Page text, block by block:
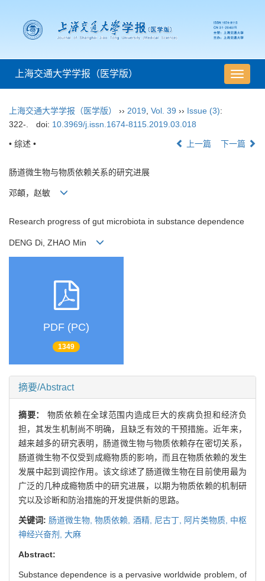
导
航
上海交通大学学报（医学版）
上海交通大学学报（医学版） ›› 2019 Vol. 39 ›› Issue (3):
322-.
doi: 10.3969/j.issn.1674-8115.2019.03.018
• 综述 • 上一篇 下一篇
肠道微生物与物质依赖关系的研究进展
邓頔，赵敏
Research progress of gut microbiota in substance dependence
DENG Di, ZHAO Min
PDF (PC)
1349
摘要/Abstract
摘要： 物质依赖在全球范围内造成巨大的疾病负担和经济负
担，其发生机制尚不明确，且缺乏有效的干预措施。近年来，
越来越多的研究表明，肠道微生物与物质依赖存在密切关系，
肠道微生物不仅受到成瘾物质的影响，而且在物质依赖的发生
发展中起到调控作用。该文综述了肠道微生物在目前使用最为
广泛的几种成瘾物质中的研究进展，以期为物质依赖的机制研
究以及诊断和防治措施的开发提供新的思路。
关键词: 肠道微生物,物质依赖, 酒精, 尼古丁, 阿片类物质, 中枢
神经兴奋剂, 大麻
Abstract:
Substance dependence is a pervasive worldwide problem, of